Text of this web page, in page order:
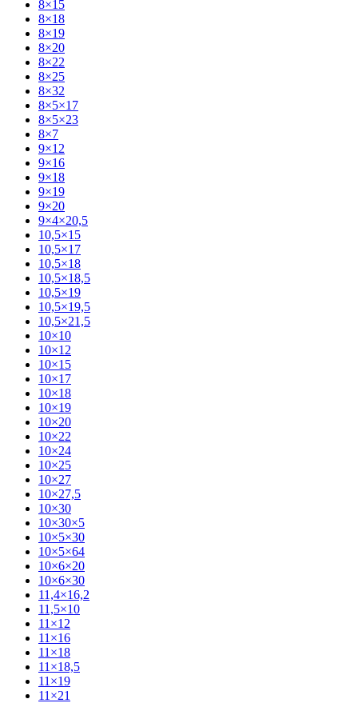
8×15
8×18
8×19
8×20
8×22
8×25
8×32
8×5×17
8×5×23
8×7
9×12
9×16
9×18
9×19
9×20
9×4×20,5
10,5×15
10,5×17
10,5×18
10,5×18,5
10,5×19
10,5×19,5
10,5×21,5
10×10
10×12
10×15
10×17
10×18
10×19
10×20
10×22
10×24
10×25
10×27
10×27,5
10×30
10×30×5
10×5×30
10×5×64
10×6×20
10×6×30
11,4×16,2
11,5×10
11×12
11×16
11×18
11×18,5
11×19
11×21